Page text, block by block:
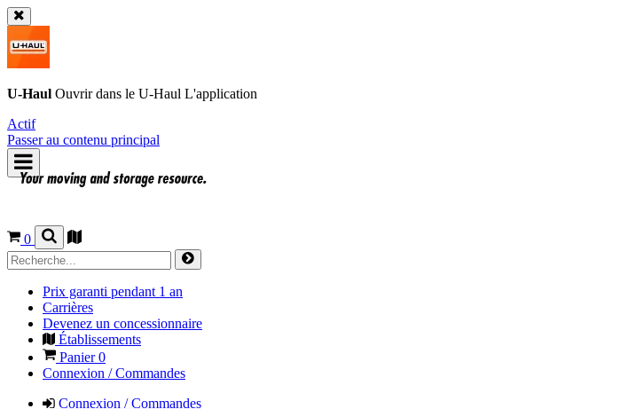
U-Haul Ouvrir dans le U-Haul L'application
Actif
Passer au contenu principal
0
Prix garanti pendant 1 an
Carrières
Devenez un concessionnaire
Établissements
Panier0
Connexion / Commandes
Connexion / Commandes